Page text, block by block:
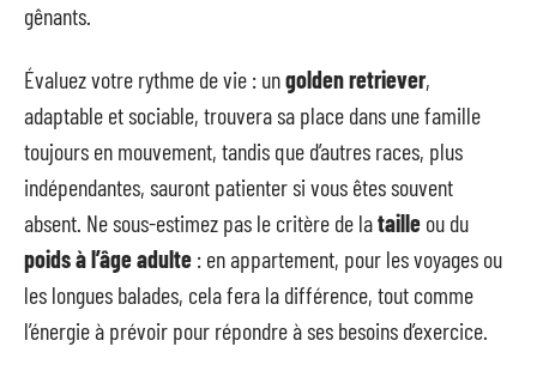
gênants.
Évaluez votre rythme de vie : ungolden retriever,
adaptable et sociable, trouvera sa place dans une famille
toujours en mouvement, tandis que d’autres races, plus
indépendantes, sauront patienter si vous êtes souvent
absent. Ne sous-estimez pas le critère de lataille ou du
poids à l’âge adulte : en appartement, pour les voyages ou
les longues balades, cela fera la différence, tout comme
l’énergie à prévoir pour répondre à ses besoins d’exercice.